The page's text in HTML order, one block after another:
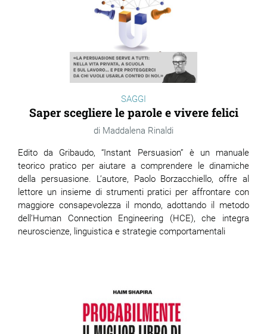
SAGGI
Saper scegliere le parole e vivere felici
Maddalena Rinaldi
Edito da Gribaudo, “Instant Persuasion” è un manuale
teorico pratico per aiutare a comprendere le dinamiche
della persuasione. L’autore, Paolo Borzacchiello, offre al
lettore un insieme di strumenti pratici per affrontare con
maggiore consapevolezza il mondo, adottando il metodo
dell’Human Connection Engineering (HCE), che integra
neuroscienze, linguistica e strategie comportamentali